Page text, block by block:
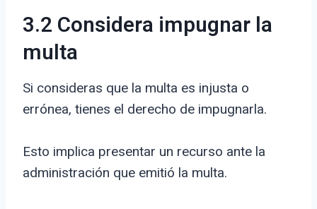
3.2 Considera impugnar la
multa
Si consideras que la multa es injusta o
errónea, tienes el derecho de impugnarla.
Esto implica presentar un recurso ante la
administración que emitió la multa.